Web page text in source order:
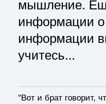
мышление.
информации
информации
учитесь...
"Вот и брат говорит,